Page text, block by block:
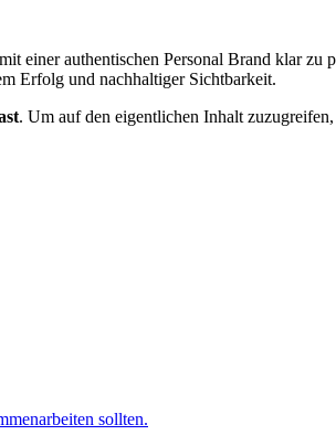
einer authentischen Personal Brand klar
Erfolg und nachhaltiger Sichtbarkeit.
. Um auf den eigentlichen Inhalt
sollten.